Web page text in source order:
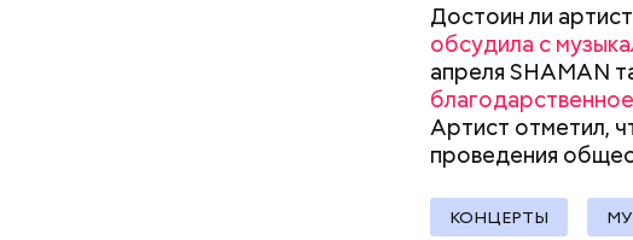
Достоин ли
обсудила с
апреля SHAMAN
Артист отметил,
проведения
КОНЦЕРТЫ
Вред дыни
множество блюд,
чем